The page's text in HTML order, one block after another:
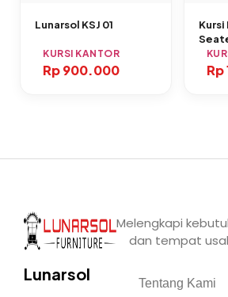
Lunarsol KSJ 01
KURSI KANTOR
Rp900.000
Kursi
Rp
Melengkapi
dan tempat
Lunarsol Tentang Kami